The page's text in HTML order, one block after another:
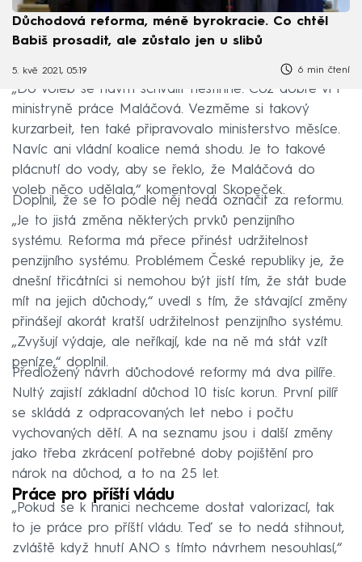
Důchodová reforma, méně byrokracie. Co chtěl
Babiš prosadit, ale zůstalo jen u slibů
5. kvě 2021, 05:19 6 min čtení
„Do voleb se návrh schválit nestihne. Což dobře ví i
ministryně práce Maláčová. Vezměme si takový
kurzarbeit, ten také připravovalo ministerstvo měsíce.
Navíc ani vládní koalice nemá shodu. Je to takové
plácnutí do vody, aby se řeklo, že Maláčová do
voleb něco udělala,“ komentoval Skopeček.
Doplnil, že se to podle něj nedá označit za reformu.
„Je to jistá změna některých prvků penzijního
systému. Reforma má přece přinést udržitelnost
penzijního systému. Problémem České republiky je, že
dnešní třicátníci si nemohou být jistí tím, že stát bude
mít na jejich důchody,“ uvedl s tím, že stávající změny
přinášejí akorát kratší udržitelnost penzijního systému.
„Zvyšují výdaje, ale neříkají, kde na ně má stát vzít
peníze,“ doplnil.
Předložený návrh důchodové reformy má dva pilíře.
Nultý zajistí základní důchod 10 tisíc korun. První pilíř
se skládá z odpracovaných let nebo i počtu
vychovaných dětí. A na seznamu jsou i další změny
jako třeba zkrácení potřebné doby pojištění pro
nárok na důchod, a to na 25 let.
Práce pro příští vládu
„Pokud se k hranici nechceme dostat valorizací, tak
to je práce pro příští vládu. Teď se to nedá stihnout,
zvláště když hnutí ANO s tímto návrhem nesouhlasí,“